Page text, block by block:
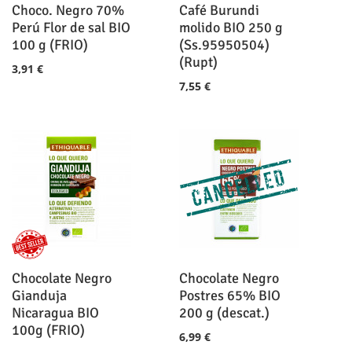
Choco. Negro 70%
Perú Flor de sal BIO
100 g (FRIO)
3,91 €
Café Burundi
molido BIO 250 g
(Ss.95950504)
(Rupt)
7,55 €
Chocolate Negro
Gianduja
Nicaragua BIO
100g (FRIO)
Chocolate Negro
Postres 65% BIO
200 g (descat.)
6,99 €